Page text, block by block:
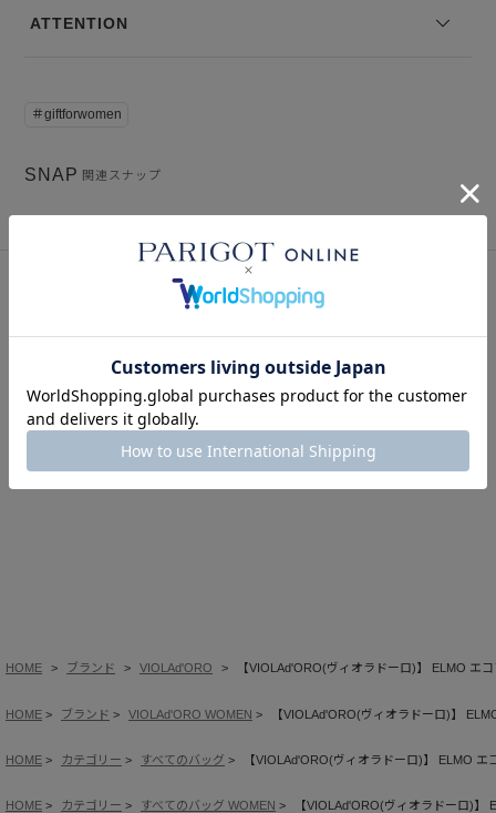
ATTENTION
＃giftforwomen
SNAP 関連スナップ
HOME ブランド VIOLAd'ORO 【VIOLAd'ORO(ヴィオラドーロ)】 ELMO エ
HOME ブランド VIOLAd'ORO WOMEN 【VIOLAd'ORO(ヴィオラドーロ)】
HOME カテゴリー すべてのバッグ 【VIOLAd'ORO(ヴィオラドーロ)】 ELMO
HOME カテゴリー すべてのバッグ WOMEN 【VIOLAd'ORO(ヴィオラドーロ)】